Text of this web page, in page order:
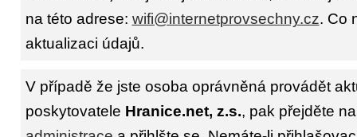
na této adrese: wifi@internetprovsechny.cz. Co
aktualizaci údajů.
V případě že jste osoba oprávněná provádět
poskytovatele Hranice.net, z.s., pak přejděte